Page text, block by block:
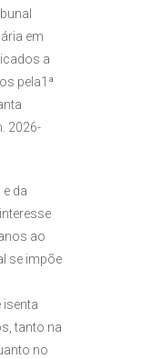
em
a
pela1ª
2026-
da
ao
se impõe
isenta
tanto na
no